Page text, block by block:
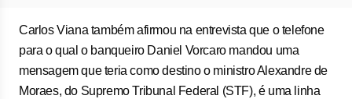
Carlos Viana também afirmou na entrevista que o telefone
para o qual o banqueiro Daniel Vorcaro mandou uma
mensagem que teria como destino o ministro Alexandre de
Moraes, do Supremo Tribunal Federal (STF), é uma linha